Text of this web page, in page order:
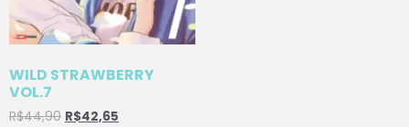
WILD STRAWBERRY
VOL.7
R$44,90 R$42,65